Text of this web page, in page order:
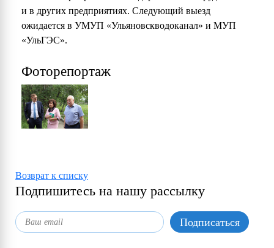
и в других предприятиях. Следующий выезд
ожидается в УМУП «Ульяновскводоканал» и МУП
«УльГЭС».
Фоторепортаж
Возврат к списку
Подпишитесь на нашу рассылку